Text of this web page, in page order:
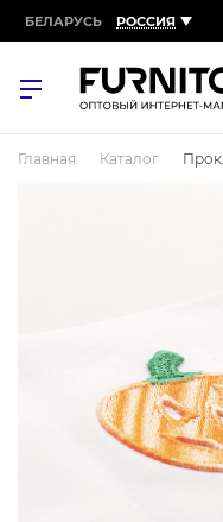
БЕЛАРУСЬ РОССИЯ
Главная Каталог